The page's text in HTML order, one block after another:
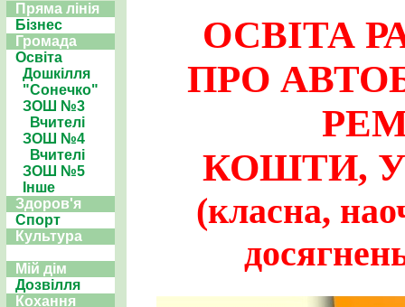
Пряма лінія
Бізнес
Громада
Освіта
Дошкілля
"Сонечко"
ЗОШ №3
Вчителі
ЗОШ №4
Вчителі
ЗОШ №5
Інше
Здоров'я
Спорт
Культура
Мій дім
Дозвілля
Кохання
ОСВІТА
ПРО
КОШТИ,
(класна,